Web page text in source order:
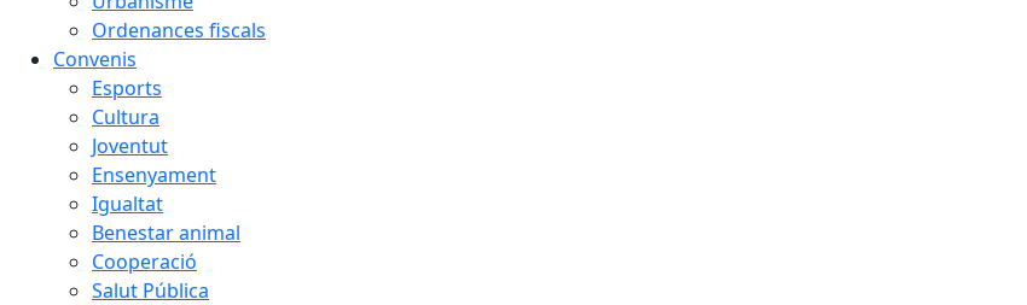
Ordenances fiscals
Convenis
Esports
Cultura
Joventut
Ensenyament
Igualtat
Benestar animal
Cooperació
Salut Pública